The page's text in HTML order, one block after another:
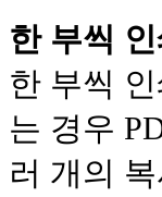
한 부씩 인
한 부씩
는 경우
러 개의